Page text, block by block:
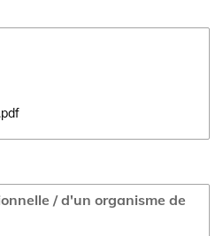
30 juin 2026.pdf dans un nouvel onglet
/ d'un organisme de